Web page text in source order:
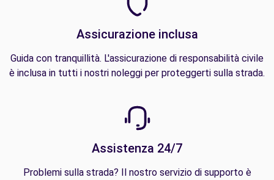
Assicurazione inclusa
Guida con tranquillità. L'assicurazione di responsabilità civile
è inclusa in tutti i nostri noleggi per proteggerti sulla strada.
Assistenza 24/7
Problemi sulla strada? Il nostro servizio di supporto è